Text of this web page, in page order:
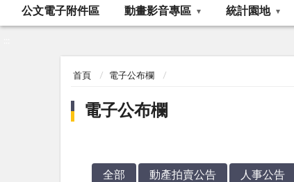
公文電子附件區 動畫影音專區 統計園地
首頁 電子公布欄
電子公布欄
全部 動產拍賣公告 人事公告